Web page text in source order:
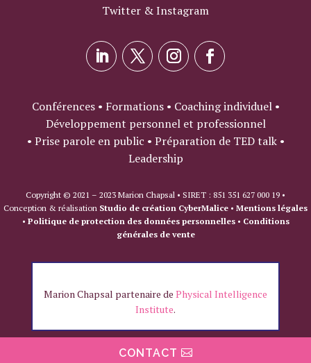
Twitter & Instagram
Conférences • Formations • Coaching individuel •
Développement personnel et professionnel
• Prise parole en public • Préparation de TED talk •
Leadership
Copyright © 2021 – 2023 Marion Chapsal • SIRET : 851 351 627 000 19 •
Conception & réalisation Studio de création CyberMalice • Mentions légales
• Politique de protection des données personnelles • Conditions
générales de vente
Marion Chapsal partenaire de Physical Intelligence
Institute.
CONTACT